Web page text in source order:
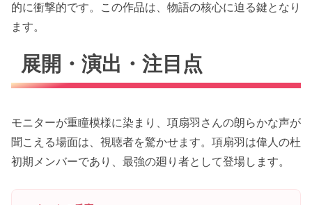
的に衝撃的です。この作品は、物語の核心に迫る鍵となり
ます。
展開・演出・注目点
モニターが重瞳模様に染まり、項扇羽さんの朗らかな声が
聞こえる場面は、視聴者を驚かせます。項扇羽は偉人の杜
初期メンバーであり、最強の廻り者として登場します。